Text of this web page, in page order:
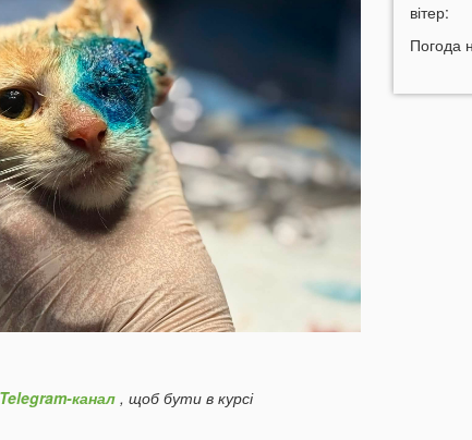
Telegram-канал , щоб бути в курсі
11:27
вітер:
Погода